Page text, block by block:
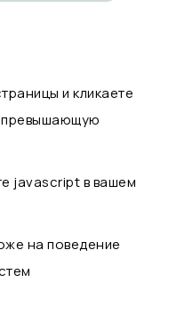
и кликаете
javascript в вашем
на поведение